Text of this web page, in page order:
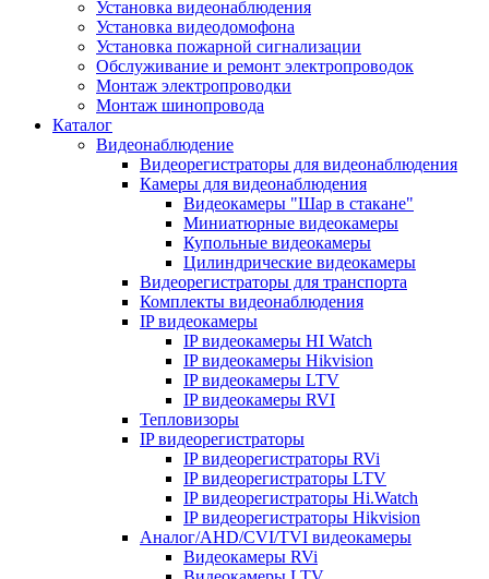
Установка видеонаблюдения
Установка видеодомофона
Установка пожарной сигнализации
Обслуживание и ремонт электропроводок
Монтаж электропроводки
Монтаж шинопровода
Каталог
Видеонаблюдение
Видеорегистраторы для видеонаблюдения
Камеры для видеонаблюдения
Видеокамеры "Шар в стакане"
Миниатюрные видеокамеры
Купольные видеокамеры
Цилиндрические видеокамеры
Видеорегистраторы для транспорта
Комплекты видеонаблюдения
IP видеокамеры
IP видеокамеры HI Watch
IP видеокамеры Hikvision
IP видеокамеры LTV
IP видеокамеры RVI
Тепловизоры
IP видеорегистраторы
IP видеорегистраторы RVi
IP видеорегистраторы LTV
IP видеорегистраторы Hi.Watch
IP видеорегистраторы Hikvision
Аналог/AHD/CVI/TVI видеокамеры
Видеокамеры RVi